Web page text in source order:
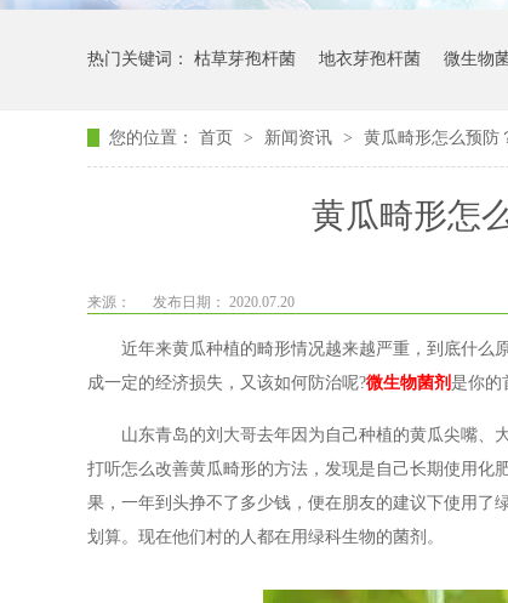
热门关键词： 枯草芽孢杆菌 地衣芽孢杆菌 微生物
您的位置： 首页 > 新闻资讯 > 黄瓜畸形怎么预防
黄瓜畸形怎
来源： 发布日期： 2020.07.20
近年来黄瓜种植的畸形情况越来越严重，到底什么原
成一定的经济损失，又该如何防治呢?微生物菌剂 是你的
山东青岛的刘大哥去年因为自己种植的黄瓜尖嘴、
打听怎么改善黄瓜畸形的方法，发现是自己长期使用化
果，一年到头挣不了多少钱，便在朋友的建议下使用了
划算。现在他们村的人都在用绿科生物的菌剂。